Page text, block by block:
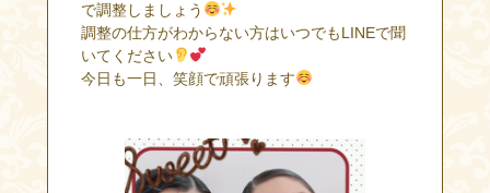
で調整しましょう
調整の仕方がわからない方はいつでもLINEで聞
いてください
今日も一日、笑顔で頑張ります